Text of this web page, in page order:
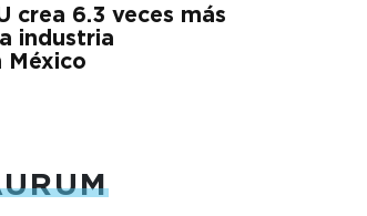
crea 6.3 veces más
industria